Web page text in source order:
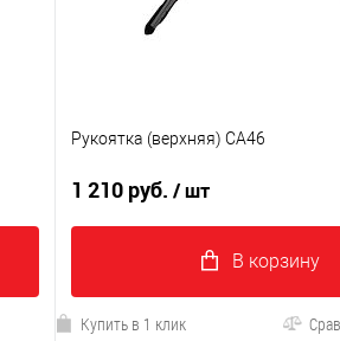
Рукоятка (верхняя) CA46
1 210 руб. / шт
В корзину
Купить в 1 клик